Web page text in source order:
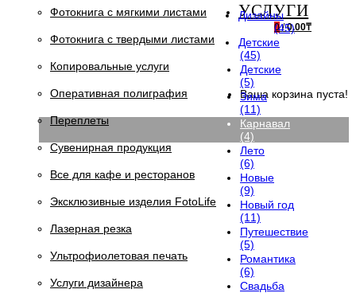
Фотокнига с мягкими листами
Фотокнига с твердыми листами
УСЛУГИ
Копировальные услуги
Оперативная полиграфия
Переплеты
Сувенирная продукция
Все для кафе и ресторанов
Эксклюзивные изделия FotoLife
Лазерная резка
Ультрофиолетовая печать
Услуги дизайнера
0 / 0.00₸
Ваша корзина пуста!
Дизайны
(45)
Детские
(45)
Детские
(5)
Зима
(11)
Карнавал
(4)
Лето
(6)
Новые
(9)
Новый год
(11)
Путешествие
(5)
Романтика
(6)
Свадьба